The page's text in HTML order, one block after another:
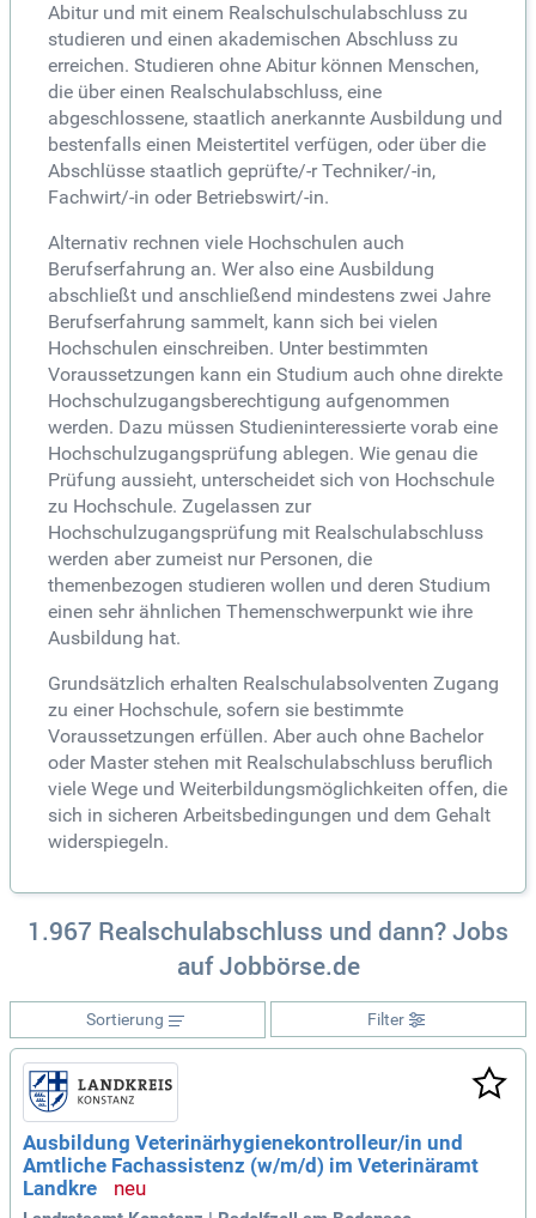
Abitur und mit einem Realschulschulabschluss zu
studieren und einen akademischen Abschluss zu
erreichen. Studieren ohne Abitur können Menschen,
die über einen Realschulabschluss, eine
abgeschlossene, staatlich anerkannte Ausbildung und
bestenfalls einen Meistertitel verfügen, oder über die
Abschlüsse staatlich geprüfte/-r Techniker/-in,
Fachwirt/-in oder Betriebswirt/-in.
Alternativ rechnen viele Hochschulen auch
Berufserfahrung an. Wer also eine Ausbildung
abschließt und anschließend mindestens zwei Jahre
Berufserfahrung sammelt, kann sich bei vielen
Hochschulen einschreiben. Unter bestimmten
Voraussetzungen kann ein Studium auch ohne direkte
Hochschulzugangsberechtigung aufgenommen
werden. Dazu müssen Studieninteressierte vorab eine
Hochschulzugangsprüfung ablegen. Wie genau die
Prüfung aussieht, unterscheidet sich von Hochschule
zu Hochschule. Zugelassen zur
Hochschulzugangsprüfung mit Realschulabschluss
werden aber zumeist nur Personen, die
themenbezogen studieren wollen und deren Studium
einen sehr ähnlichen Themenschwerpunkt wie ihre
Ausbildung hat.
Grundsätzlich erhalten Realschulabsolventen Zugang
zu einer Hochschule, sofern sie bestimmte
Voraussetzungen erfüllen. Aber auch ohne Bachelor
oder Master stehen mit Realschulabschluss beruflich
viele Wege und Weiterbildungsmöglichkeiten offen, die
sich in sicheren Arbeitsbedingungen und dem Gehalt
widerspiegeln.
1.967 Realschulabschluss und dann? Jobs
auf Jobbörse.de
Filter
Sortierung
Ausbildung Veterinärhygienekontrolleur/in und
Amtliche Fachassistenz (w/m/d) im Veterinäramt
Landkre